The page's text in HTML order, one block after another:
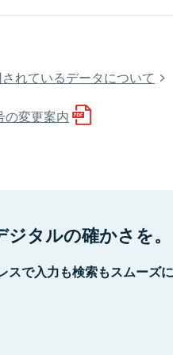
れているデータについて
の変更案内
タルの確かさを。
スで入力も検索もスムーズ